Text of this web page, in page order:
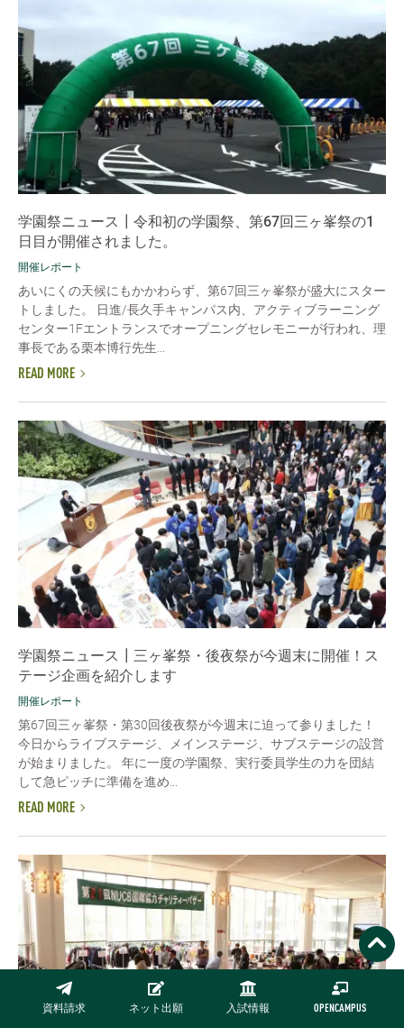
資料請求 ネット出願 入試情報 OPENCAMPUS
学園祭ニュース┃令和初の学園祭、第67回三ヶ峯祭の1
日目が開催されました。
開催レポート
あいにくの天候にもかかわらず、第67回三ヶ峯祭が盛大にスター
トしました。 日進/長久手キャンパス内、アクティブラーニング
センター1Fエントランスでオープニングセレモニーが行われ、理
事長である栗本博行先生...
READ MORE
学園祭ニュース┃三ヶ峯祭・後夜祭が今週末に開催！ス
テージ企画を紹介します
開催レポート
第67回三ヶ峯祭・第30回後夜祭が今週末に迫って参りました！
今日からライブステージ、メインステージ、サブステージの設営
が始まりました。 年に一度の学園祭、実行委員学生の力を団結
して急ピッチに準備を進め...
READ MORE